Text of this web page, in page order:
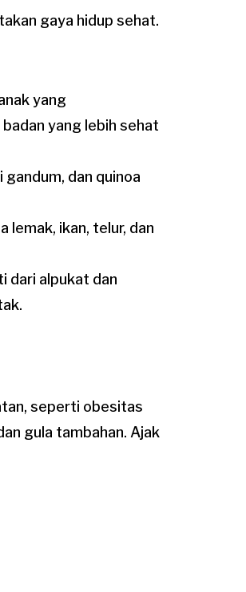
gaya hidup sehat.
yang
yang lebih sehat
dan quinoa
lemak, ikan, telur, dan
dari alpukat dan
seperti obesitas
gula tambahan. Ajak